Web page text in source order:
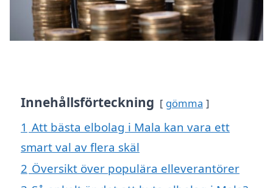
Innehållsförteckning gömma
1 Att bästa elbolag i Mala kan vara ett
smart val av flera skäl
2 Översikt över populära elleverantörer